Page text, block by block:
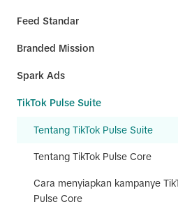
Feed Standar
Branded Mission
Spark Ads
TikTok Pulse Suite
Tentang TikTok Pulse Suite
Tentang TikTok Pulse Core
Cara menyiapkan kampanye
Pulse Core